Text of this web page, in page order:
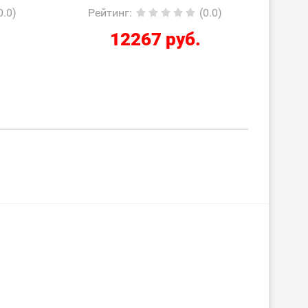
Рейтинг: (0.0)
2210 руб.